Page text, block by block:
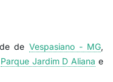
de Vespasiano - MG,
Parque Jardim D Aliana e